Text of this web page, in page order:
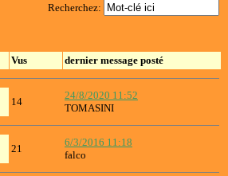
Recherchez:
Vus dernier message posté
14
24/8/2020 11:52
TOMASINI
21
6/3/2016 11:18
falco